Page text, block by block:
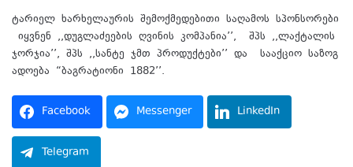
ტარიელ ხარხელაურის შემოქმედებითი საღამოს სპონსორები
იყვნენ ,,დუგლაძეების ღვინის კომპანია’’, შპს ,,ლაქტალის
ჯორჯია’’, შპს ,,სანტე ჯმთ პროდუქტები’’ და სააქციო საზოგ
ადოება “ბაგრატიონი 1882’’.
Facebook Messenger LinkedIn
Telegram